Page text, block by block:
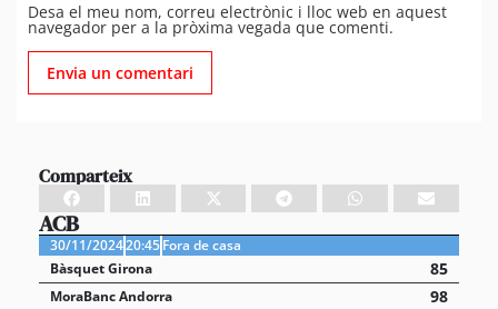
Desa el meu nom, correu electrònic i lloc web en aquest
navegador per a la pròxima vegada que comenti.
Comparteix
ACB
30/11/202420:45Fora de casa
Bàsquet Girona
85
MoraBanc Andorra 98